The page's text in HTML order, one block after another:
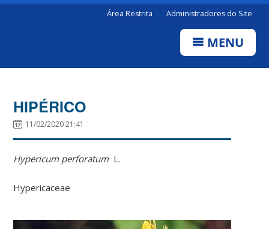
Área Restrita Administradores do Site
MENU
HIPÉRICO
11/02/2020 21:41
Hypericum perforatum L.
Hypericaceae